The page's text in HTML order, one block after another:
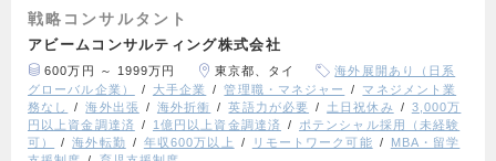
戦略コンサルタント
アビームコンサルティング株式会社
600万円 ～ 1999万円 東京都、タイ
海外展開あり（日系
グローバル企業）
大手企業 管理職・マネジャー
マネジメント業
務なし
海外出張 海外折衝 英語力が必要 土日祝休み
3,000万
円以上資金調達済
1億円以上資金調達済
ポテンシャル採用（未経験
可）
海外転勤 年収600万以上 リモートワーク可能
MBA・留学